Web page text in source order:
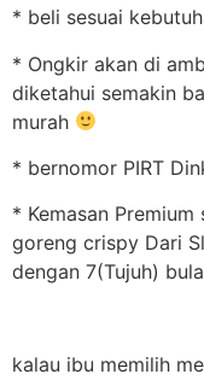
* beli sesuai
* Ongkir akan di
diketahui semakin
murah
* bernomor PIRT
* Kemasan
goreng crispy Dari
dengan 7(Tujuh)
kalau ibu memilih